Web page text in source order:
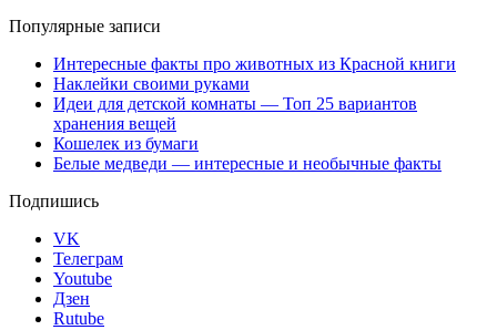
Популярные записи
Интересные факты про животных из Красной книги
Наклейки своими руками
Идеи для детской комнаты — Топ 25 вариантов
хранения вещей
Кошелек из бумаги
Белые медведи — интересные и необычные факты
Подпишись
VK
Телеграм
Youtube
Дзен
Rutube